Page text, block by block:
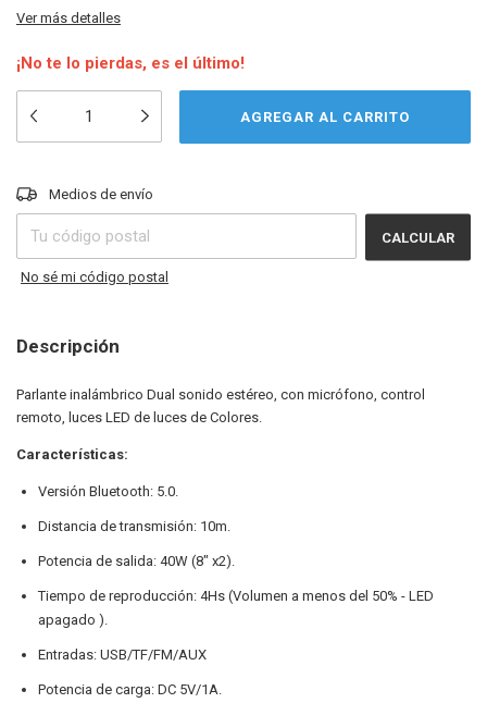
Ver más detalles
¡No te lo pierdas, es el último!
Entregas para el CP:
Medios de envío
CALCULAR
No sé mi código postal
Descripción
Parlante inalámbrico Dual sonido estéreo, con micrófono, control
remoto, luces LED de luces de Colores.
Características:
Versión Bluetooth: 5.0.
Distancia de transmisión: 10m.
Potencia de salida: 40W (8" x2).
Tiempo de reproducción: 4Hs (Volumen a menos del 50% - LED
apagado ).
Entradas: USB/TF/FM/AUX
Potencia de carga: DC 5V/1A.